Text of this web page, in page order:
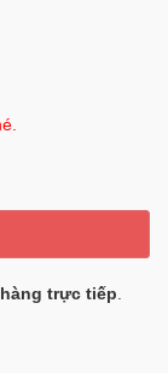
trực tiếp